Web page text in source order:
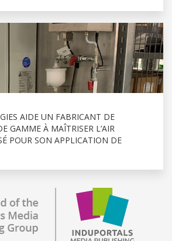
AIDE UN FABRICANT DE
GAMME À MAÎTRISER L’AIR
POUR SON APPLICATION DE